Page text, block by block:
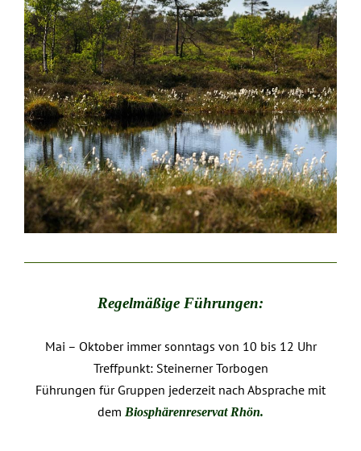
Regelmäßige Führungen:
Mai – Oktober immer sonntags von 10 bis 12 Uhr
Treffpunkt: Steinerner Torbogen
Führungen für Gruppen jederzeit nach Absprache mit
dem Biosphärenreservat Rhön.